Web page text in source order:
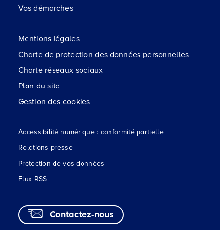
Vos démarches
Mentions légales
Charte de protection des données personnelles
Charte réseaux sociaux
Plan du site
Gestion des cookies
Accessibilité numérique : conformité partielle
Relations presse
Protection de vos données
Flux RSS
Contactez-nous